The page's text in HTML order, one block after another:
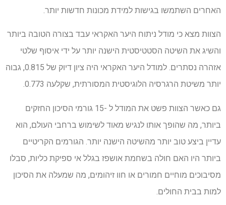
האחרים השתמשו בגישות למידת מכונות חדשות יותר.
הצוות מצא כי מודל ניתוח היער האקראי עבד בצורה הטובה ביותר
והשיג את השיטה הסטטיסטית הישנה יותר על ידי איסוף שלטי
אזהרה נסתרים. למודל היער האקראי היה ציון דיוק של 0.815, גבוה
יותר משיטת הרגרסיה הלוגיסטית המסורתית, שקלעה 0.773.
גם כאשר הצוות פשט את המודל ל -15 גורמי הסיכון החזקים
ביותר, מה שהופך אותו לנגיש מאוד לשימוש ברחבי העולם, הוא
עדיין ביצע טוב יותר מהשיטה הישנה יותר. הגורמים הקריטיים
ביותר היו האם חולה בשחמת אושפז בגלל אי ספיקת כליות, סבלו
מסיבוכים מוחיים חמורים או חוו זיהומים, מה שמעלה את הסיכון
למות בבית החולים.